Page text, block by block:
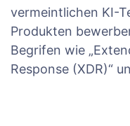
vermeintlichen KI-
Produkten
Begrifen wie
Response (XDR)“